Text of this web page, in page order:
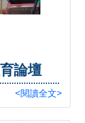
論壇
<閱讀全文>